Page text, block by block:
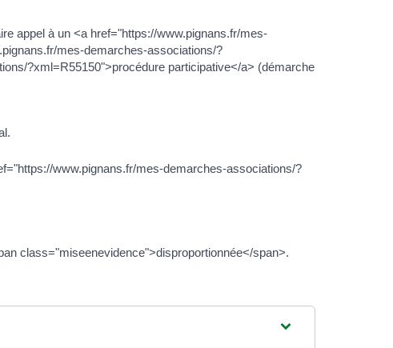
appel à un <a href="https://www.pignans.fr/mes-
mes-demarches-associations/?
?xml=R55150">procédure participative</a> (démarche
www.pignans.fr/mes-demarches-associations/?
class="miseenevidence">disproportionnée</span>.